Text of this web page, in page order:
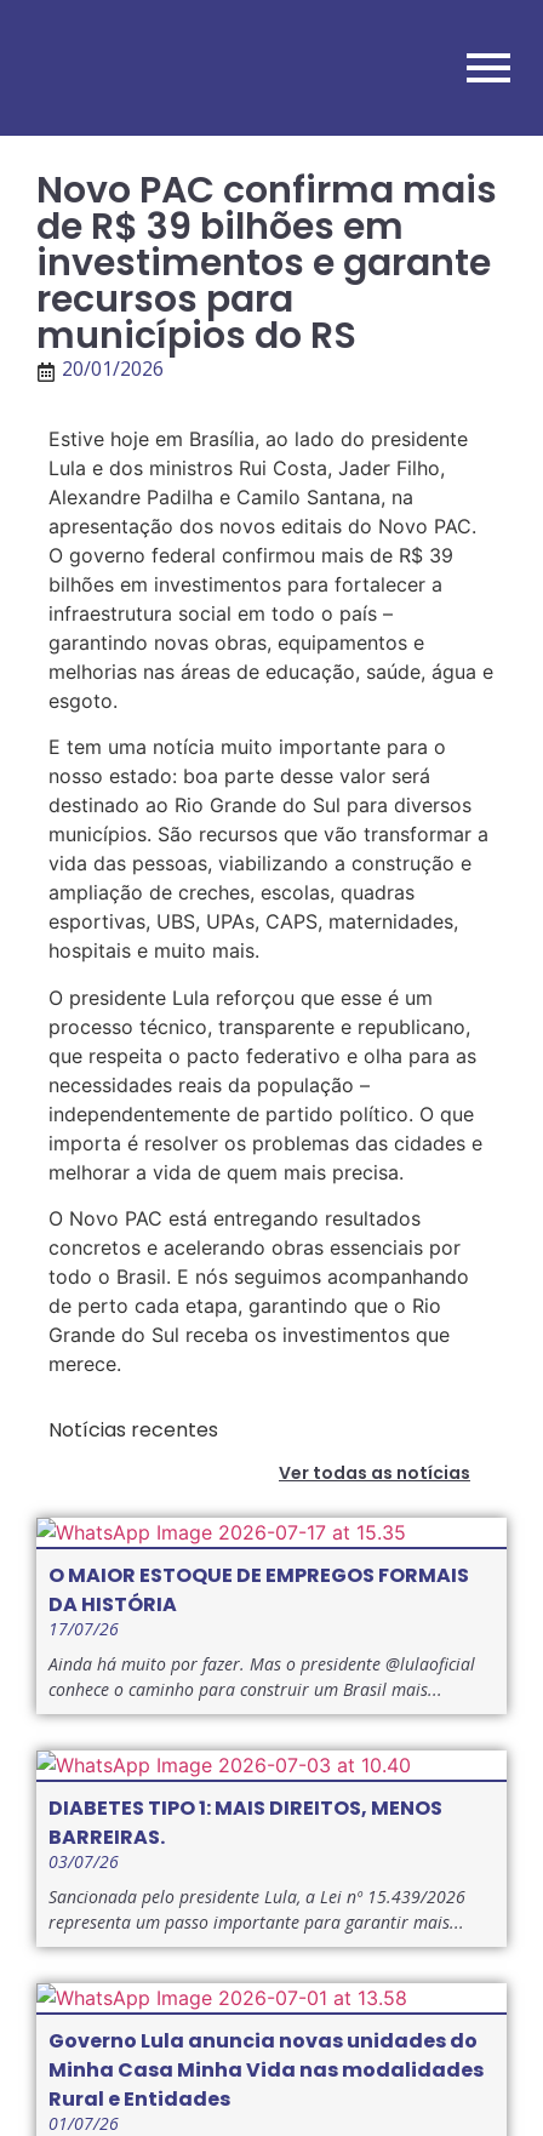
Novo PAC confirma mais
de R$ 39 bilhões em
investimentos e garante
recursos para
municípios do RS
20/01/2026
Estive hoje em Brasília, ao lado do presidente
Lula e dos ministros Rui Costa, Jader Filho,
Alexandre Padilha e Camilo Santana, na
apresentação dos novos editais do Novo PAC.
O governo federal confirmou mais de R$ 39
bilhões em investimentos para fortalecer a
infraestrutura social em todo o país –
garantindo novas obras, equipamentos e
melhorias nas áreas de educação, saúde, água e
esgoto.
E tem uma notícia muito importante para o
nosso estado: boa parte desse valor será
destinado ao Rio Grande do Sul para diversos
municípios. São recursos que vão transformar a
vida das pessoas, viabilizando a construção e
ampliação de creches, escolas, quadras
esportivas, UBS, UPAs, CAPS, maternidades,
hospitais e muito mais.
O presidente Lula reforçou que esse é um
processo técnico, transparente e republicano,
que respeita o pacto federativo e olha para as
necessidades reais da população –
independentemente de partido político. O que
importa é resolver os problemas das cidades e
melhorar a vida de quem mais precisa.
O Novo PAC está entregando resultados
concretos e acelerando obras essenciais por
todo o Brasil. E nós seguimos acompanhando
de perto cada etapa, garantindo que o Rio
Grande do Sul receba os investimentos que
merece.
Notícias recentes
Ver todas as notícias
O MAIOR ESTOQUE DE EMPREGOS FORMAIS
DA HISTÓRIA
17/07/26
Ainda há muito por fazer. Mas o presidente @lulaoficial
conhece o caminho para construir um Brasil mais...
DIABETES TIPO 1: MAIS DIREITOS, MENOS
BARREIRAS.
03/07/26
Sancionada pelo presidente Lula, a Lei nº 15.439/2026
representa um passo importante para garantir mais...
Governo Lula anuncia novas unidades do
Minha Casa Minha Vida nas modalidades
Rural e Entidades
01/07/26